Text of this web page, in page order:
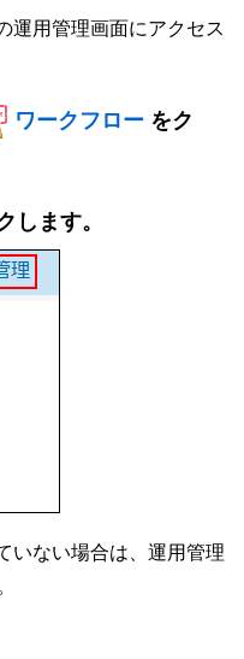
運用管理画面にアクセス
ワークフロー をク
します。
いない場合は、運用管理